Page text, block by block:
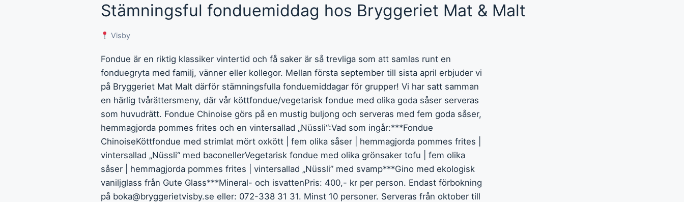
Stämningsful fonduemiddag hos Bryggeriet Mat & Malt
Visby
Fondue är en riktig klassiker vintertid och få saker är så trevliga som att samlas runt en
fonduegryta med familj, vänner eller kollegor. Mellan första september till sista april erbjuder vi
på Bryggeriet Mat Malt därför stämningsfulla fonduemiddagar för grupper! Vi har satt samman
en härlig tvårättersmeny, där vår köttfondue/vegetarisk fondue med olika goda såser serveras
som huvudrätt. Fondue Chinoise görs på en mustig buljong och serveras med fem goda såser,
hemmagjorda pommes frites och en vintersallad „Nüssli“:Vad som ingår:***Fondue
ChinoiseKöttfondue med strimlat mört oxkött | fem olika såser | hemmagjorda pommes frites |
vintersallad „Nüssli“ med baconellerVegetarisk fondue med olika grönsaker tofu | fem olika
såser | hemmagjorda pommes frites | vintersallad „Nüssli” med svamp***Gino med ekologisk
vaniljglass från Gute Glass***Mineral- och isvattenPris: 400,- kr per person. Endast förbokning
på boka@bryggerietvisby.se eller: 072-338 31 31. Minst 10 personer. Serveras från oktober till